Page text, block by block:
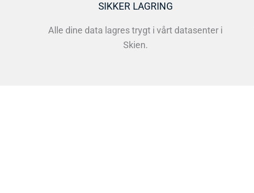
SIKKER LAGRING
Alle dine data lagres trygt i vårt datasenter i
Skien.